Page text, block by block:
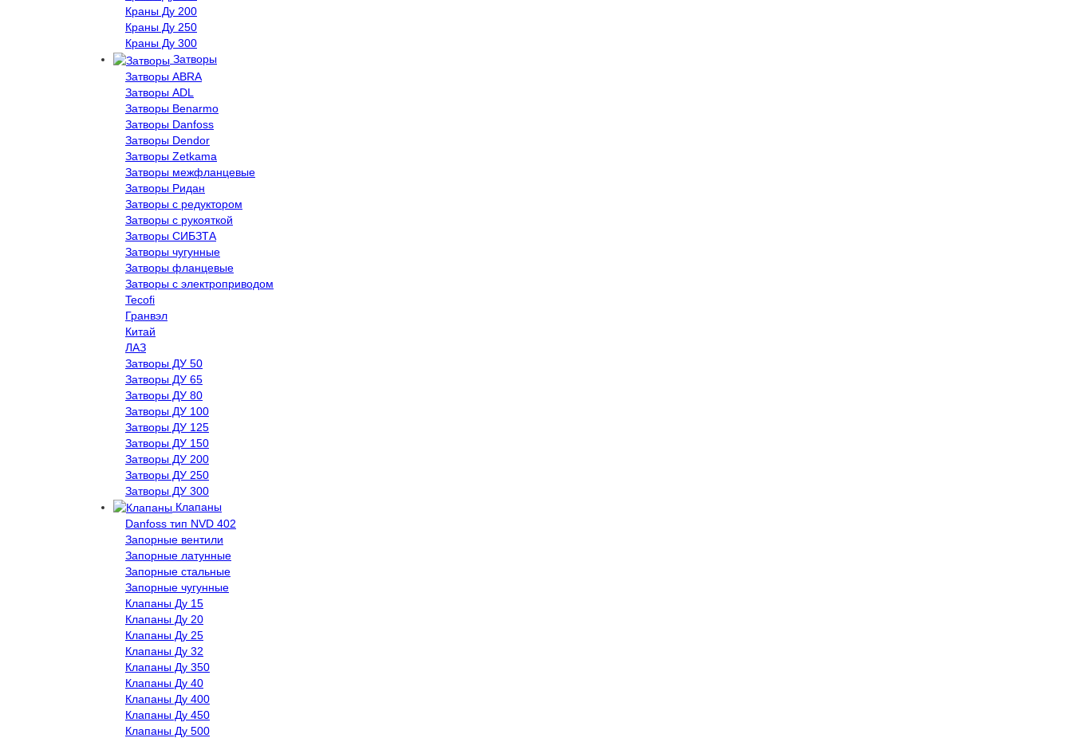
Краны Ду 200
Краны Ду 250
Краны Ду 300
Затворы
Затворы ABRA
Затворы ADL
Затворы Benarmo
Затворы Danfoss
Затворы Dendor
Затворы Zetkama
Затворы межфланцевые
Затворы Ридан
Затворы с редуктором
Затворы с рукояткой
Затворы СИБЗТА
Затворы чугунные
Затворы фланцевые
Затворы с электроприводом
Tecofi
Гранвэл
Китай
ЛАЗ
Затворы ДУ 50
Затворы ДУ 65
Затворы ДУ 80
Затворы ДУ 100
Затворы ДУ 125
Затворы ДУ 150
Затворы ДУ 200
Затворы ДУ 250
Затворы ДУ 300
Клапаны
Danfoss тип NVD 402
Запорные вентили
Запорные латунные
Запорные стальные
Запорные чугунные
Клапаны Ду 15
Клапаны Ду 20
Клапаны Ду 25
Клапаны Ду 32
Клапаны Ду 350
Клапаны Ду 40
Клапаны Ду 400
Клапаны Ду 450
Клапаны Ду 500